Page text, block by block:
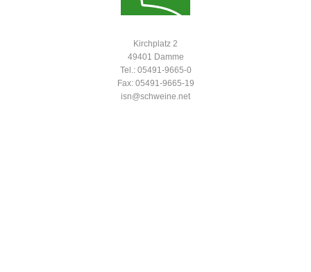
Kirchplatz 2
49401 Damme
Tel.: 05491-9665-0
Fax: 05491-9665-19
isn@schweine.net